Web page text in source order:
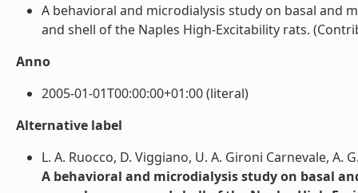
A behavioral and microdialysis study on basal and
and shell of the Naples High-Excitability rats.
Anno
2005-01-01T00:00:00+01:00 (literal)
Alternative label
L. A. Ruocco, D. Viggiano, U. A. Gironi Carnevale, A.
A behavioral and microdialysis study on basal